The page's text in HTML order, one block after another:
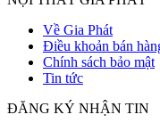
Về Gia Phát
Điều khoản bán
Chính sách bảo mật
Tin tức
ĐĂNG KÝ NHẬN TIN